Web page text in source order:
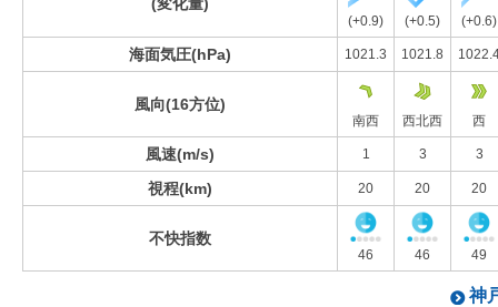
(変化量)
(+0.9) (+0.5) (+0.6)
海面気圧(hPa) 1021.3 1021.8
風向(16方位)
南西 西北西 西
風速(m/s) 1 3 3
視程(km) 20 20 20
不快指数
46 46 49
神